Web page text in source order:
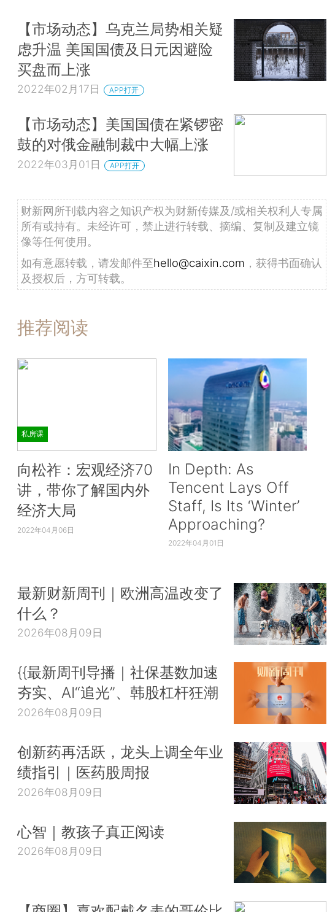
【市场动态】乌克兰局势相关疑
虑升温 美国国债及日元因避险
买盘而上涨
2022年02月17日 APP打开
【市场动态】美国国债在紧锣密
鼓的对俄金融制裁中大幅上涨
2022年03月01日 APP打开
财新网所刊载内容之知识产权为财新传媒及/或相关权利人专属
所有或持有。未经许可，禁止进行转载、摘编、复制及建立镜
像等任何使用。
如有意愿转载，请发邮件至hello@caixin.com ，获得书面确认
及授权后，方可转载。
推荐阅读
私房课
向松祚：宏观经济70
讲，带你了解国内外
经济大局
2022年04月06日
In Depth: As
Tencent Lays Off
Staff, Is Its ‘Winter’
Approaching?
2022年04月01日
最新财新周刊｜欧洲高温改变了
什么？
2026年08月09日
{{最新周刊导播｜社保基数加速
夯实、AI“追光”、韩股杠杆狂潮
2026年08月09日
创新药再活跃，龙头上调全年业
绩指引｜医药股周报
2026年08月09日
心智｜教孩子真正阅读
2026年08月09日